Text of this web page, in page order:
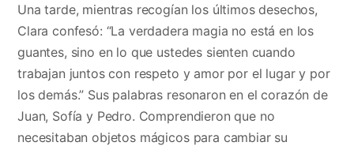
Una tarde, mientras recogían los últimos desechos,
Clara confesó: “La verdadera magia no está en los
guantes, sino en lo que ustedes sienten cuando
trabajan juntos con respeto y amor por el lugar y por
los demás.” Sus palabras resonaron en el corazón de
Juan, Sofía y Pedro. Comprendieron que no
necesitaban objetos mágicos para cambiar su